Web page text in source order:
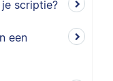
scriptie?
een